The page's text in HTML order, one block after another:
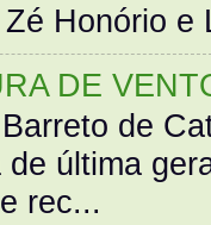
Honório
DE
de
de última
rec...